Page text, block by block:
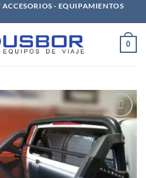
- EQUIPAMIENTOS
0
Añadir
a la
lista
de
deseos